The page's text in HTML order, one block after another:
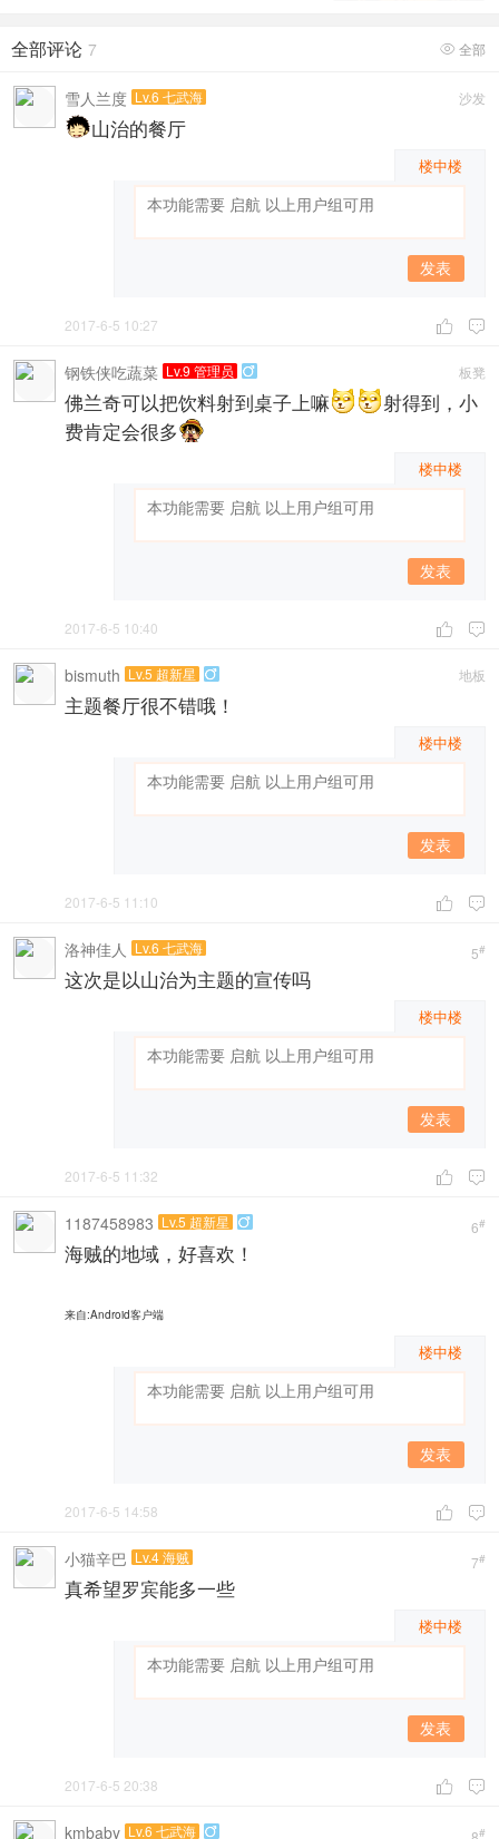
 全部
全部评论 7
沙发
雪人兰度 Lv.6 七武海
山治的餐厅
楼中楼
发表
 
2017-6-5 10:27
板凳
钢铁侠吃蔬菜 Lv.9 管理员 
佛兰奇可以把饮料射到桌子上嘛
射得到，小
费肯定会很多
楼中楼
发表
 
2017-6-5 10:40
地板
bismuth Lv.5 超新星 
主题餐厅很不错哦！
楼中楼
发表
 
2017-6-5 11:10
5#
洛神佳人 Lv.6 七武海
这次是以山治为主题的宣传吗
楼中楼
发表
 
2017-6-5 11:32
6#
1187458983 Lv.5 超新星 
海贼的地域，好喜欢！
来自:Android客户端
楼中楼
发表
 
2017-6-5 14:58
7#
小猫辛巴 Lv.4 海贼
真希望罗宾能多一些
楼中楼
发表
 
2017-6-5 20:38
#
kmbaby Lv.6 七武海 